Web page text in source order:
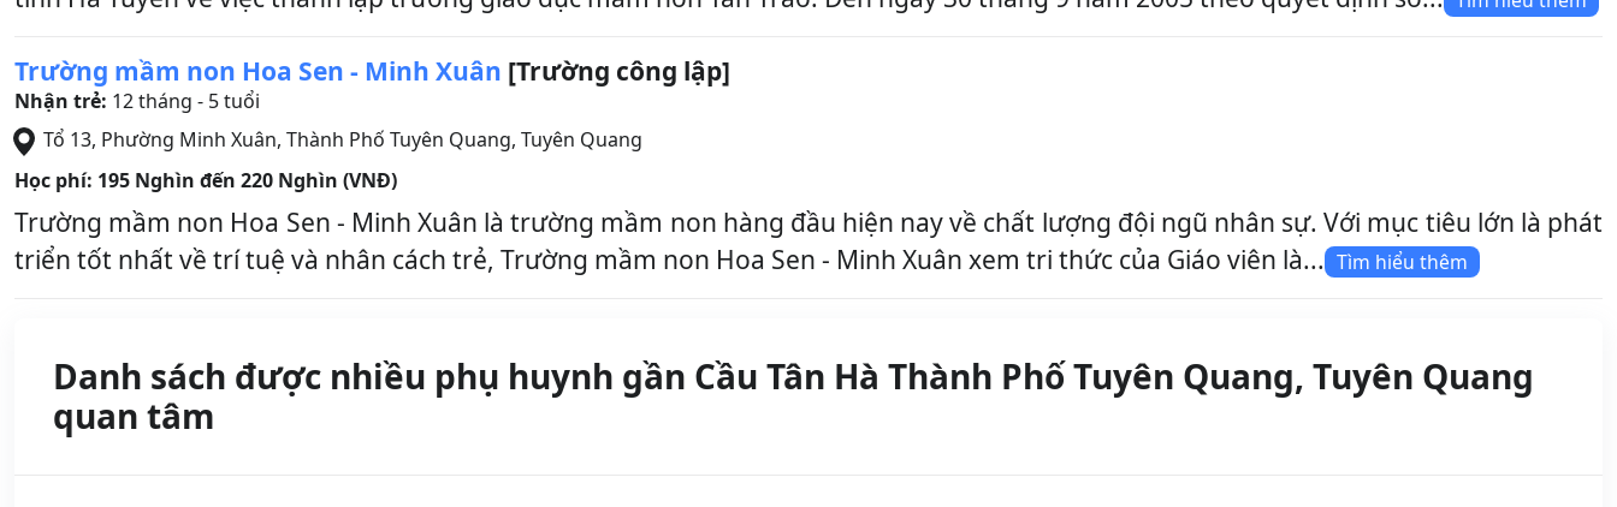
Trường mầm non Hoa Sen - Minh Xuân [Trường công lập]
Nhận trẻ: 12 tháng - 5 tuổi
Tổ 13, Phường Minh Xuân, Thành Phố Tuyên Quang, Tuyên Quang
Học phí: 195 Nghìn đến 220 Nghìn (VNĐ)
Trường mầm non Hoa Sen - Minh Xuân là trường mầm non hàng đầu hiện nay về chất lượng đội ngũ nhân sự. Với mục tiêu lớn là phát
triển tốt nhất về trí tuệ và nhân cách trẻ, Trường mầm non Hoa Sen - Minh Xuân xem tri thức của Giáo viên là... Tìm hiểu thêm
Danh sách được nhiều phụ huynh gần Cầu Tân Hà Thành Phố Tuyên Quang, Tuyên Quang
quan tâm